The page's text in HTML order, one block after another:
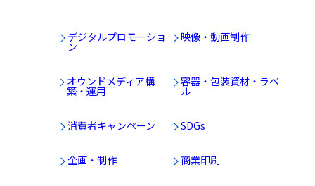
デジタルプロモーショ
ン
映像・動画制作
オウンドメディア構
築・運用
容器・包装資材・ラベ
ル
消費者キャンペーン SDGs
企画・制作 商業印刷